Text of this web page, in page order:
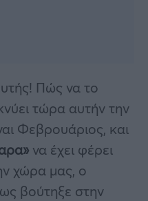
Πώς να το
τώρα αυτήν την
Φεβρουάριος, και
να έχει φέρει
χώρα μας, ο
βούτηξε στην